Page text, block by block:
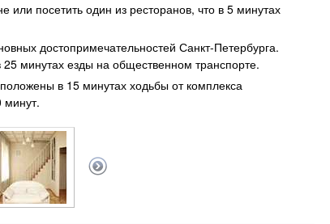
или посетить один из ресторанов, что в 5 минутах
достопримечательностей Санкт-Петербурга.
минутах езды на общественном транспорте.
в 15 минутах ходьбы от комплекса
минут.